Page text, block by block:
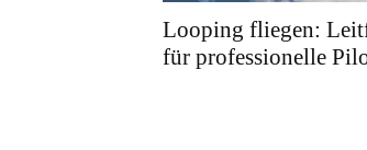
Looping fliegen:
für professionelle